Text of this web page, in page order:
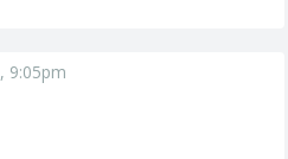
9:05pm